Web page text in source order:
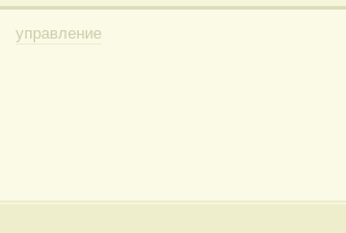
управление